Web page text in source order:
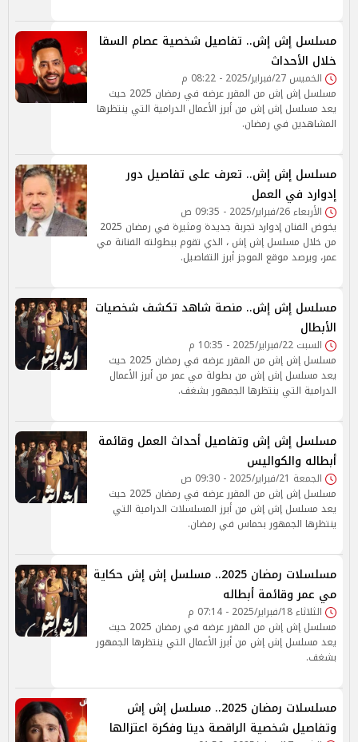
مسلسل إش إش.. تفاصيل شخصية عصام السقا
خلال الأحداث
الخميس 27/فبراير/2025 - 08:22 م
مسلسل إش إش من المقرر عرضه في رمضان 2025 حيث
يعد مسلسل إش إش من أبرز الأعمال الدرامية التي ينتظرها
المشاهدين في رمضان.
مسلسل إش إش.. تعرف على تفاصيل دور
إدوارد في العمل
الأربعاء 26/فبراير/2025 - 09:35 ص
يخوض الفنان إدوارد تجربة جديدة ومثيرة في رمضان 2025
من خلال مسلسل إش إش ، الذي تقوم ببطولته الفنانة مي
عمر، ويرصد موقع الموجز أبرز التفاصيل.
مسلسل إش إش.. منصة شاهد تكشف شخصيات
الأبطال
السبت 22/فبراير/2025 - 10:35 م
مسلسل إش إش من المقرر عرضه في رمضان 2025 حيث
يعد مسلسل إش إش من بطولة مي عمر من أبرز الأعمال
الدرامية التي ينتظرها الجمهور بشغف.
مسلسل إش إش وتفاصيل أحداث العمل وقائمة
أبطاله والكواليس
الجمعة 21/فبراير/2025 - 09:30 ص
مسلسل إش إش من المقرر عرضه في رمضان 2025 حيث
يعد مسلسل إش إش من أبرز المسلسلات الدرامية التي
ينتظرها الجمهور بحماس في رمضان.
مسلسلات رمضان 2025.. مسلسل إش إش حكاية
مي عمر وقائمة أبطاله
الثلاثاء 18/فبراير/2025 - 07:14 م
مسلسل إش إش من المقرر عرضه في رمضان 2025 حيث
يعد مسلسل إش إش من أبرز الأعمال التي ينتظرها الجمهور
بشغف.
مسلسلات رمضان 2025.. مسلسل إش إش
وتفاصيل شخصية الراقصة دينا وفكرة اعتزالها